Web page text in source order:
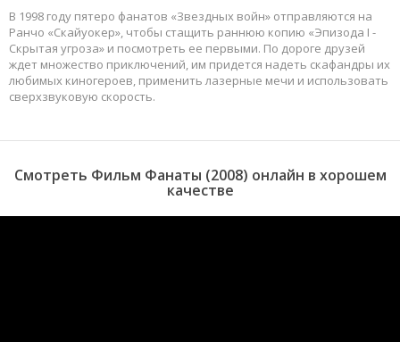
В 1998 году пятеро фанатов «Звездных войн» отправляются на
Ранчо «Скайуокер», чтобы стащить раннюю копию «Эпизода I -
Скрытая угроза» и посмотреть ее первыми. По дороге друзей
ждет множество приключений, им придется надеть скафандры их
любимых киногероев, применить лазерные мечи и использовать
сверхзвуковую скорость.
Смотреть Фильм Фанаты (2008) онлайн в хорошем
качестве